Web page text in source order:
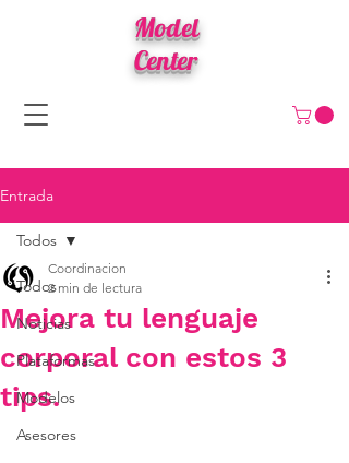
Model
Center
Entrada
Todos
Noticias
Plataformas
Modelos
Asesores
Todos
Mejora tu lenguaje
corporal con estos 3
tips.
Coordinacion
2 min de lectura